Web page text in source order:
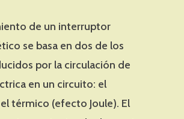
de un interruptor
se basa en dos de los
por la circulación de
en un circuito: el
térmico (efecto Joule). El